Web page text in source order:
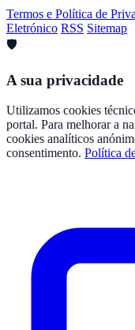
Termos e Política de
Eletrónico RSS Sitemap
🛡️
A sua privacidade
Utilizamos cookies
portal. Para melhorar a
cookies analíticos
consentimento. Política